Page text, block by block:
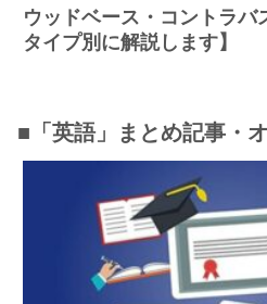
ウッドベース・コントラバ
タイプ別に解説します】
■「英語」まとめ記事・